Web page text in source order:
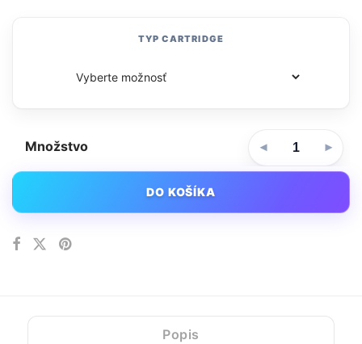
TYP CARTRIDGE
Množstvo
DO KOŠÍKA
Popis